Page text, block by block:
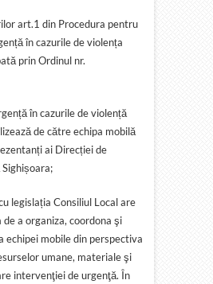
art.1 din Procedura pentru
în cazurile de violența
prin Ordinul nr.
în cazurile de violență
de către echipa mobilă
ai Direcției de
legislația Consiliul Local are
a organiza, coordona şi
echipei mobile din perspectiva
umane, materiale şi
intervenţiei de urgenţă. În